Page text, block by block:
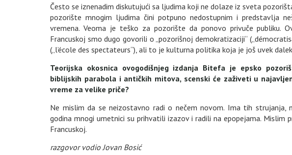
Često se iznenadim diskutujući sa ljudima koji ne dolaze iz sveta
pozorište mnogim ljudima čini potpuno nedostupnim i predstavlja
vremena. Veoma je teško za pozorište da ponovo privuče publiku.
Francuskoj smo dugo govorili o „pozorišnoj demokratizaciji“
(„l’école des spectateurs“), ali to je kulturna politika koja je još uvek
Teorijska okosnica ovogodišnjeg izdanja Bitefa je epsko
biblijskih parabola i antičkih mitova, scenski će zaživeti u
vreme za velike priče?
Ne mislim da se neizostavno radi o nečem novom. Ima tih strujanja,
godina mnogi umetnici su prihvatili izazov i radili na epopejama.
Francuskoj.
razgovor vodio Jovan Bosić